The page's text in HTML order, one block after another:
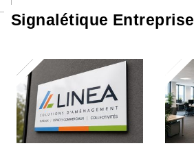
Signalétique Entreprise